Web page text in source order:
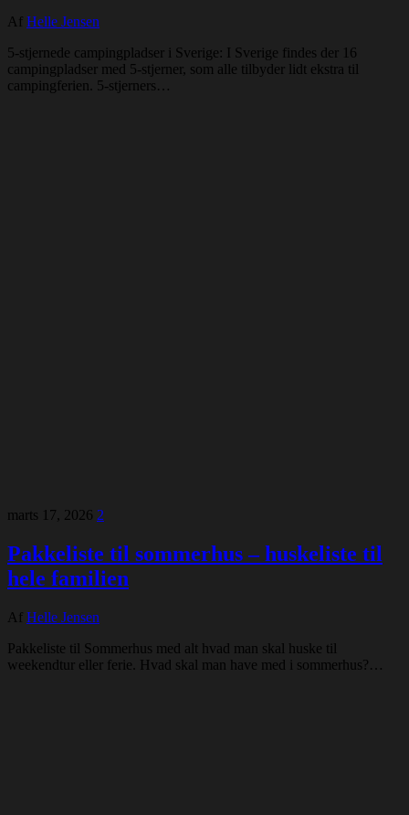
Af Helle Jensen
5-stjernede campingpladser i Sverige: I Sverige findes der 16
campingpladser med 5-stjerner, som alle tilbyder lidt ekstra til
campingferien. 5-stjerners…
marts 17, 2026 2
Pakkeliste til sommerhus – huskeliste til
hele familien
Af Helle Jensen
Pakkeliste til Sommerhus med alt hvad man skal huske til
weekendtur eller ferie. Hvad skal man have med i sommerhus?…